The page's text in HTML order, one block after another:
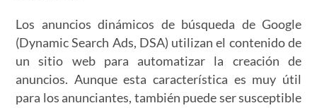
Los anuncios dinámicos de búsqueda de Google
(Dynamic Search Ads, DSA) utilizan el contenido de
un sitio web para automatizar la creación de
anuncios. Aunque esta característica es muy útil
para los anunciantes, también puede ser susceptible